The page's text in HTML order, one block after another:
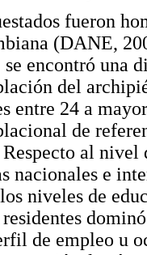
fueron
(DANE,
se encontró
del
entre 24 a
de
al nivel
nacionales e
niveles de
de empleo u